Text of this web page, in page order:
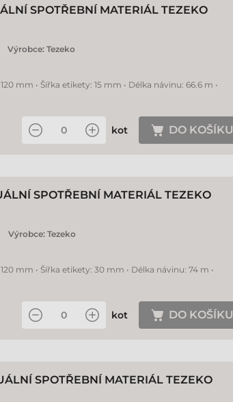
SPOTŘEBNÍ MATERIÁL TEZEKO
Výrobce: Tezeko
mm • Šířka etikety: 15 mm • Délka návinu: 66.6 m •
kot DO KOŠÍKU
SPOTŘEBNÍ MATERIÁL TEZEKO
Výrobce: Tezeko
mm • Šířka etikety: 30 mm • Délka návinu: 74 m •
kot DO KOŠÍKU
SPOTŘEBNÍ MATERIÁL TEZEKO